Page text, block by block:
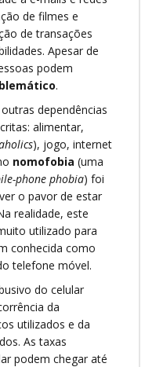
de filmes e
de transações
Apesar de
podem
.
dependências
alimentar,
), jogo, internet
nomofobia (uma
phone phobia) foi
o pavor de estar
realidade, este
utilizado para
conhecida como
telefone móvel.
do celular
da
utilizados e da
As taxas
podem chegar até